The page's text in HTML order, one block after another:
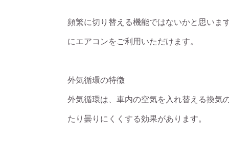
頻繁に切り替える機能ではないかと思いま
にエアコンをご利用いただけます。
外気循環の特徴
外気循環は、車内の空気を入れ替える換気
たり曇りにくくする効果があります。